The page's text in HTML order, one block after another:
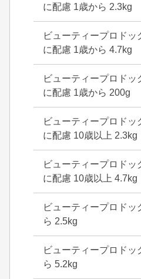
に配慮 1歳から 2.3kg
ビューティープロドッ
に配慮 1歳から 4.7kg
ビューティープロドッ
に配慮 1歳から 200g
ビューティープロドッ
に配慮 10歳以上 2.3kg
ビューティープロドッ
に配慮 10歳以上 4.7kg
ビューティープロド
ら 2.5kg
ビューティープロド
ら 5.2kg